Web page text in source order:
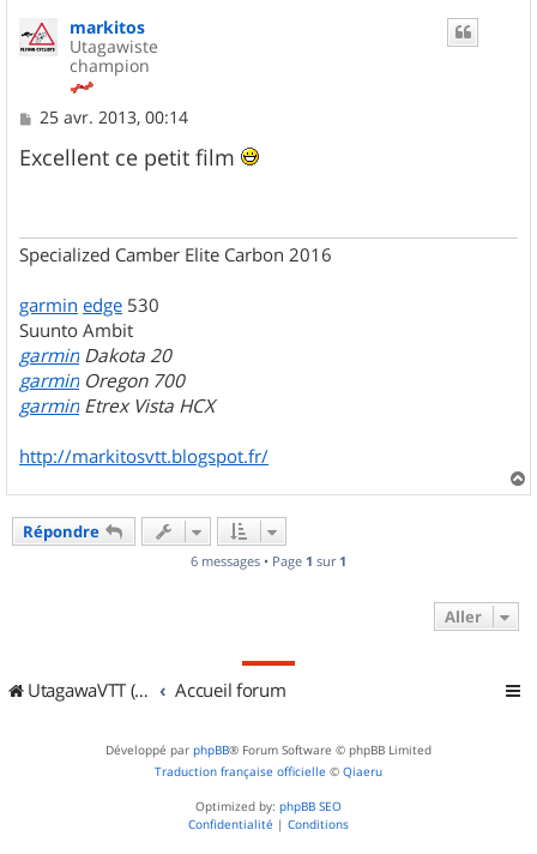
markitos
Utagawiste
champion
M
s
s
25 avr. 2013, 00:14
Excellent ce petit film
Specialized Camber Elite Carbon 2016
garmin edge 530
Suunto Ambit
garmin Dakota 20
garmin Oregon 700
garmin Etrex Vista HCX
http://markitosvtt.blogspot.fr/
a
Répondre
6 messages • Page 1 sur 1
Aller
UtagawaVTT (Randos VTT et VTTAE avec traces GPS) Accueil forum
Développé par phpBB® Forum Software © phpBB Limited
Traduction française officielle © Qiaeru
Optimized by: phpBB SEO
Confidentialité | Conditions